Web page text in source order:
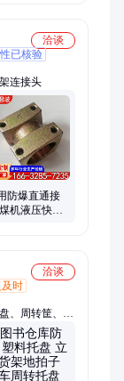
洽谈
已核验
连接头
防爆直通接
机液压快插
洽谈
及时
、周转筐、周
平板塑料托
网格塑料托